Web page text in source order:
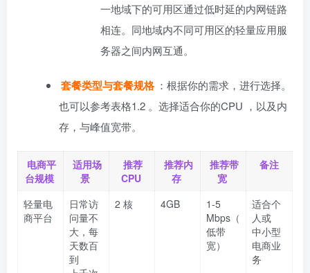
一地域下的可用区通过低时延的内网链路
相连。同地域内不同可用区的轻量应用服
务器之间内网互通。
套餐类型与套餐规格 ：根据你的需求，进行选择。
也可以参考表格1.2 。选择适合你的CPU ，以及内
存，与峰值宽带。
电商平
台规模
适用场
景
推荐
CPU
推荐内
存
推荐带
宽
备注
轻量电
商平台
日常访
问量不
大，每
天数百
到
2 核 4GB
1-5
Mbps（
低带
宽）
适合个
人或
中小型
电商业
务